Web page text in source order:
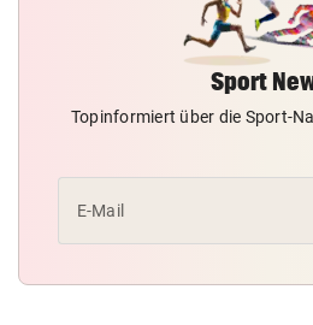
Sport
Topinformiert über die Sport-
E-Mail